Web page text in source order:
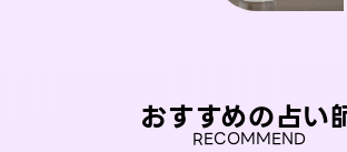
おすすめの占い
RECOMMEND